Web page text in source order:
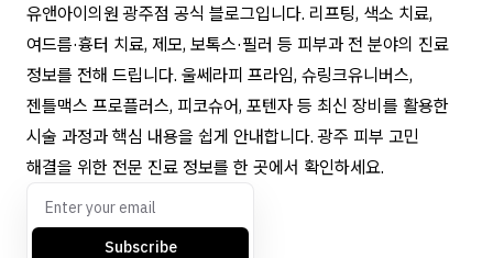
유앤아이의원 광주점 공식 블로그입니다. 리프팅, 색소 치료,
여드름·흉터 치료, 제모, 보톡스·필러 등 피부과 전 분야의 진료
정보를 전해 드립니다. 울쎄라피 프라임, 슈링크유니버스,
젠틀맥스 프로플러스, 피코슈어, 포텐자 등 최신 장비를 활용한
시술 과정과 핵심 내용을 쉽게 안내합니다. 광주 피부 고민
해결을 위한 전문 진료 정보를 한 곳에서 확인하세요.
Subscribe